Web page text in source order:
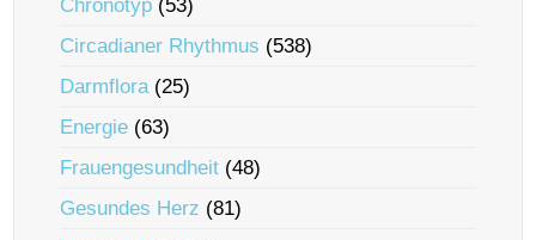
Chronotyp (53)
Circadianer Rhythmus (538)
Darmflora(25)
Energie (63)
Frauengesundheit (48)
Gesundes Herz (81)